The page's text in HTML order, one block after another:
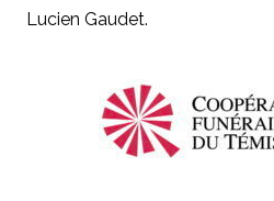
Lucien Gaudet.